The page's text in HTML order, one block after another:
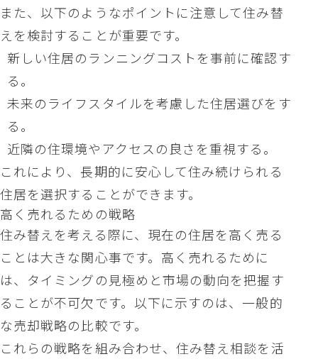
また、以下のようなポイントに注意して住み替
えを検討することが重要です。
新しい住居のランニングコストを事前に確認す
る。
未来のライフスタイルを考慮した住居選びをす
る。
近隣の住環境やアクセスの良さを重視する。
これにより、長期的に安心して住み続けられる
住居を選択することができます。
高く売れるための戦略
住み替えを考える際に、現在の住居を高く売る
ことは大きな関心事です。高く売れるために
は、タイミングの見極めと市場の動向を把握す
ることが不可欠です。以下に示すのは、一般的
な売却戦略の比較です。
これらの戦略を組み合わせ、住み替え相談を活